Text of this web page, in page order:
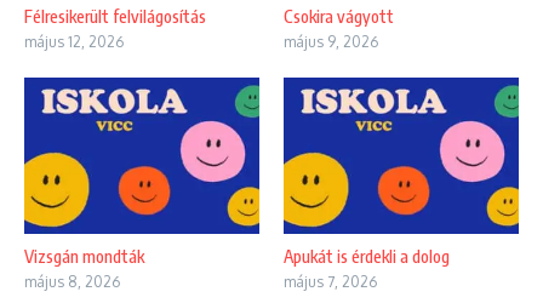
Félresikerült felvilágosítás
május 12, 2026
Csokira vágyott
május 9, 2026
Vizsgán mondták
május 8, 2026
Apukát is érdekli a dolog
május 7, 2026